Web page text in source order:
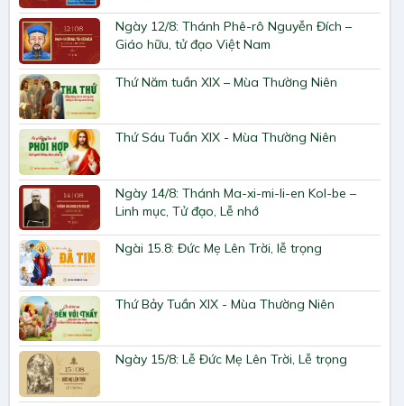
Ngày 12/8: Thánh Phê-rô Nguyễn Đích –
Giáo hữu, tử đạo Việt Nam
Thứ Năm tuần XIX – Mùa Thường Niên
Thứ Sáu Tuần XIX - Mùa Thường Niên
Ngày 14/8: Thánh Ma-xi-mi-li-en Kol-be –
Linh mục, Tử đạo, Lễ nhớ
Ngài 15.8: Đức Mẹ Lên Trời, lễ trọng
Thứ Bảy Tuần XIX - Mùa Thường Niên
Ngày 15/8: Lễ Đức Mẹ Lên Trời, Lễ trọng